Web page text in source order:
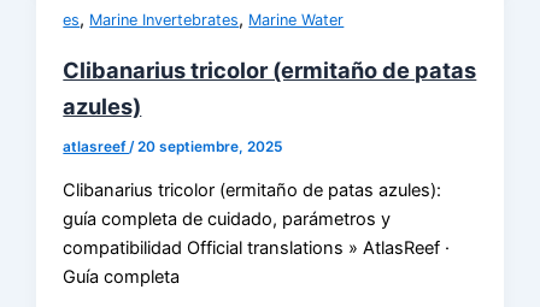
es, Marine Invertebrates, Marine Water
Clibanarius tricolor (ermitaño de patas
azules)
atlasreef/20 septiembre, 2025
Clibanarius tricolor (ermitaño de patas azules):
guía completa de cuidado, parámetros y
compatibilidad Official translations » AtlasReef ·
Guía completa